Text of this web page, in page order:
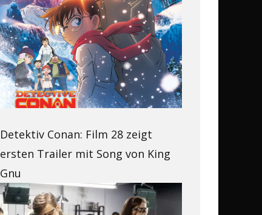
Detektiv Conan: Film 28 zeigt
ersten Trailer mit Song von King
Gnu